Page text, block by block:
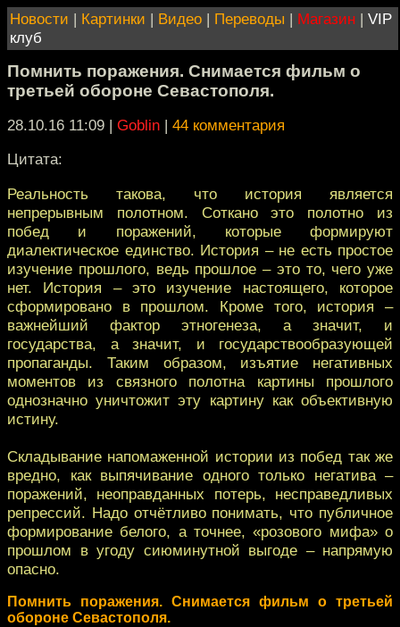
Новости | Картинки | Видео | Переводы | Магазин | VIP
клуб
Помнить поражения. Снимается фильм о
третьей обороне Севастополя.
28.10.16 11:09 | Goblin | 44 комментария
Цитата:
Реальность такова, что история является
непрерывным полотном. Соткано это полотно из
побед и поражений, которые формируют
диалектическое единство. История – не есть простое
изучение прошлого, ведь прошлое – это то, чего уже
нет. История – это изучение настоящего, которое
сформировано в прошлом. Кроме того, история –
важнейший фактор этногенеза, а значит, и
государства, а значит, и государствообразующей
пропаганды. Таким образом, изъятие негативных
моментов из связного полотна картины прошлого
однозначно уничтожит эту картину как объективную
истину.
Складывание напомаженной истории из побед так же
вредно, как выпячивание одного только негатива –
поражений, неоправданных потерь, несправедливых
репрессий. Надо отчётливо понимать, что публичное
формирование белого, а точнее, «розового мифа» о
прошлом в угоду сиюминутной выгоде – напрямую
опасно.
Помнить поражения. Снимается фильм о третьей
обороне Севастополя.